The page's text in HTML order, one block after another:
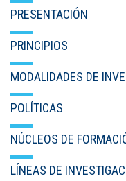
PRESENTACIÓN
PRINCIPIOS
MODALIDADES DE
POLÍTICAS
NÚCLEOS DE
LÍNEAS DE